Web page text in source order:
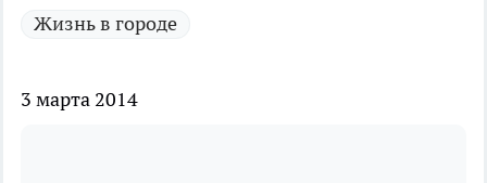
Жизнь в городе
3 марта 2014